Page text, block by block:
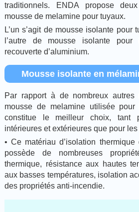
traditionnels. ENDA propose
mousse de melamine pour tuyaux.
L’un s’agit de mousse isolante pour
l’autre de mousse isolante pour
recouverte d’aluminium.
Mousse isolante en
Par rapport à de nombreux autres
mousse de melamine utilisée pour
constitue le meilleur choix, tant
intérieures et extérieures que pour
• Ce matériau d’isolation
possède de nombreuses
thermique, résistance aux hautes
aux basses températures, isolation
des propriétés anti-incendie.